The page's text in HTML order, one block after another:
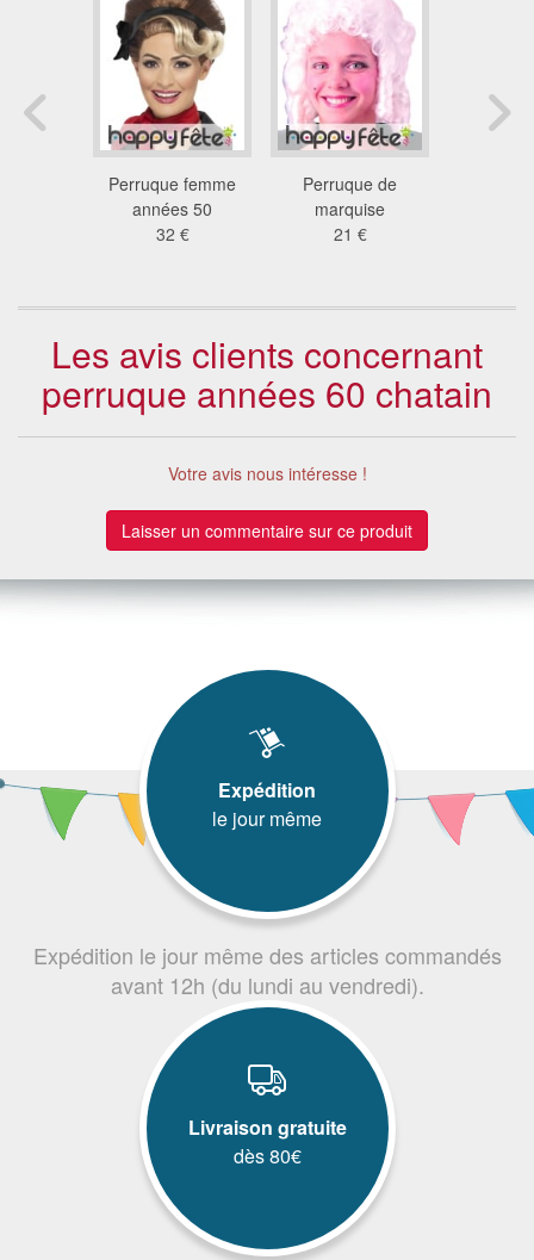
Perruque femme
années 50
32 €
Perruque de
marquise
21 €
Les avis clients concernant
perruque années 60 chatain
Votre avis nous intéresse !
Laisser un commentaire sur ce produit
Expédition
le jour même
Expédition le jour même des articles commandés
avant 12h (du lundi au vendredi).
Livraison gratuite
dès 80€